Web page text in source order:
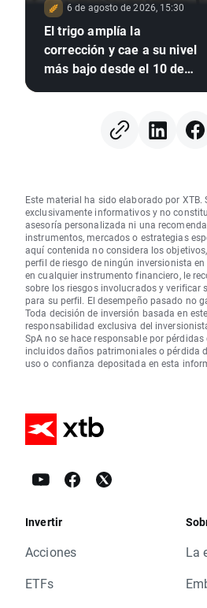
6 de agosto de 2026, 15:30
El trigo amplía la
corrección y cae a su nivel
más bajo desde el 10 de
Este material ha sido elaborado por XTB.
exclusivamente informativos y no
asesoría personalizada ni una
instrumentos, mercados o estrategias
aquí contenida no considera los
perfil de riesgo de ningún inversionista
en cualquier instrumento financiero, le
sobre los riesgos involucrados y verificar
para su perfil. El desempeño pasado no
Toda decisión de inversión basada en
responsabilidad exclusiva del
SpA no se hace responsable por
incluidos daños patrimoniales o pérdida
uso o confianza depositada en esta
Invertir
Acciones
ETFs
La